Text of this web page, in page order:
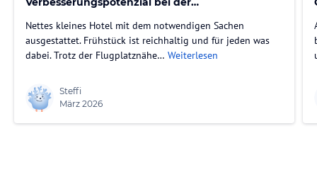
Nettes kleines Hotel mit dem notwendigen Sachen
ausgestattet. Frühstück ist reichhaltig und für jeden was
dabei. Trotz der Flugplatznähe… Weiterlesen
Steffi
März 2026